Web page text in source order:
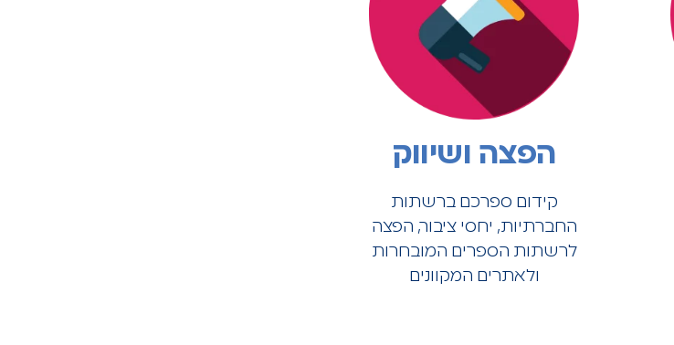
הפצה ושיווק
קידום ספרכם ברשתות
החברתיות, יחסי ציבור, הפצה
לרשתות הספרים המובחרות
ולאתרים המקוונים